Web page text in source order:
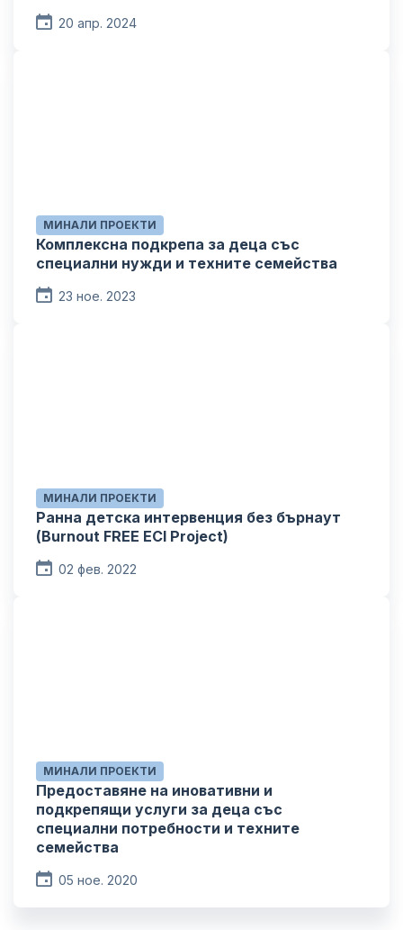
20 апр. 2024
МИНАЛИ ПРОЕКТИ
Комплексна подкрепа за деца със
специални нужди и техните семейства
23 ное. 2023
МИНАЛИ ПРОЕКТИ
Ранна детска интервенция без бърнаут
(Burnout FREE ECI Project)
02 фев. 2022
МИНАЛИ ПРОЕКТИ
Предоставяне на иновативни и
подкрепящи услуги за деца със
специални потребности и техните
семейства
05 ное. 2020